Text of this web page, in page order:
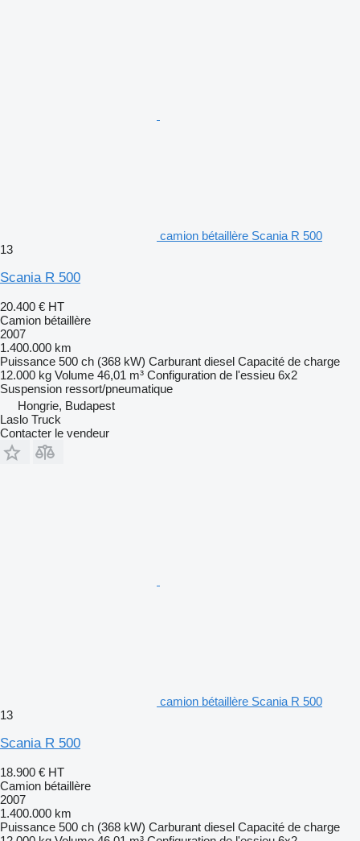
camion bétaillère Scania R 500
13
Scania R 500
20.400 € HT
Camion bétaillère
2007
1.400.000 km
Puissance 500 ch (368 kW) Carburant diesel Capacité de charge
12.000 kg Volume 46,01 m³ Configuration de l'essieu 6x2
Suspension ressort/pneumatique
Hongrie, Budapest
Laslo Truck
Contacter le vendeur
camion bétaillère Scania R 500
13
Scania R 500
18.900 € HT
Camion bétaillère
2007
1.400.000 km
Puissance 500 ch (368 kW) Carburant diesel Capacité de charge